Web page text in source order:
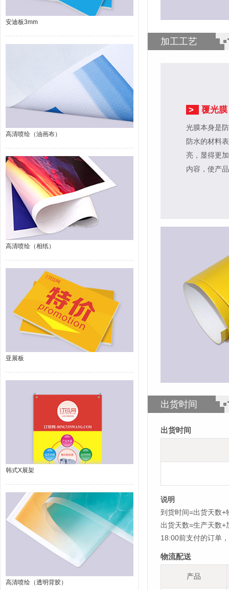
安迪板3mm
高清喷绘（油画布）
高清喷绘（相纸）
亚展板
韩式X展架
高清喷绘（透明背胶）
加工工艺
> 覆光膜
光膜本身是
防水的材料
亮，显得更
内容，使产
出货时间
出货时间
说明
到货时间=出货天数+
出货天数=生产天数
18:00前支付的订单
物流配送
产品